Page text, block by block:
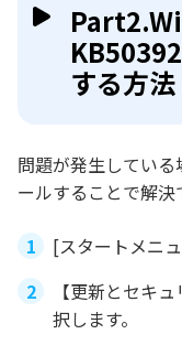
する方法
問題が発生してい
ールすることで解決
[スタートメニ
【更新とセキ
択します。